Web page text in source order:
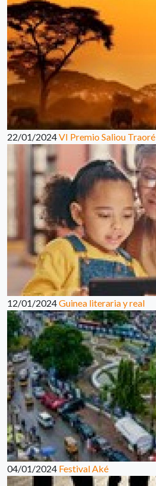
22/01/2024VI Premio Saliou Traoré
12/01/2024Guinea literaria y real
04/01/2024 Festival Aké